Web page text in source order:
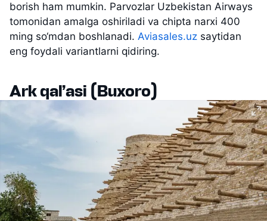
borish ham mumkin. Parvozlar Uzbekistan Airways
tomonidan amalga oshiriladi va chipta narxi 400
ming so‘mdan boshlanadi. Aviasales.uz saytidan
eng foydali variantlarni qidiring.
Ark qal’asi (Buxoro)